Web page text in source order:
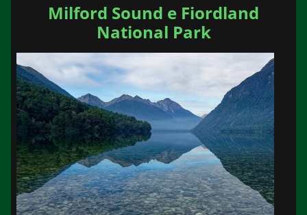
Milford Sound e Fiordland
National Park